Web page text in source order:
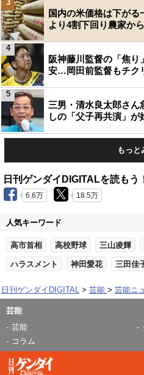
国内の米価格は下が
より4割下回り農家か
3
阪神藤川監督の「焦
安…岡田前監督もチク
4
三男・清水良太郎さ
しの「父子再共演」
5
もっと
日刊ゲンダイDIGITALを読もう
6.6万 18.5万
人気キーワード
高市首相 高校野球 三山凌輝
ハラスメント 神田愛花 三田佳
日刊ゲンダイDIGITAL 芸能 芸能ニ
芸能
芸能
コラム